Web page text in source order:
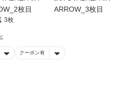
3枚
クーポン有